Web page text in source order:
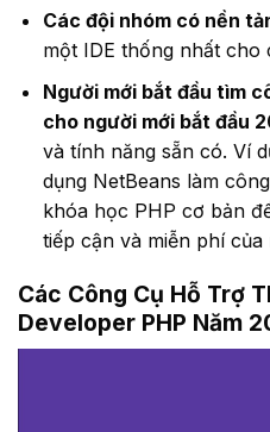
Các đội nhóm có nền
một IDE thống nhất cho
Người mới bắt đầu tìm
cho người mới bắt đầu
và tính năng sẵn có. Ví
dụng NetBeans làm
khóa học PHP cơ bản
tiếp cận và miễn phí của
Các Công Cụ Hỗ Trợ
Developer PHP Năm